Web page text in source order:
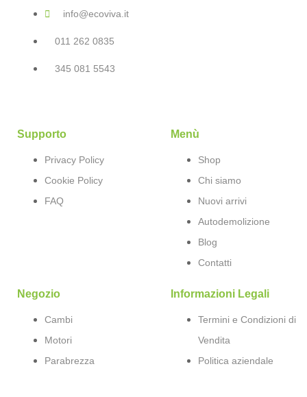
info@ecoviva.it
011 262 0835
345 081 5543
Supporto
Privacy Policy
Cookie Policy
FAQ
Menù
Shop
Chi siamo
Nuovi arrivi
Autodemolizione
Blog
Contatti
Negozio
Cambi
Motori
Parabrezza
Informazioni Legali
Termini e Condizioni di
Vendita
Politica aziendale